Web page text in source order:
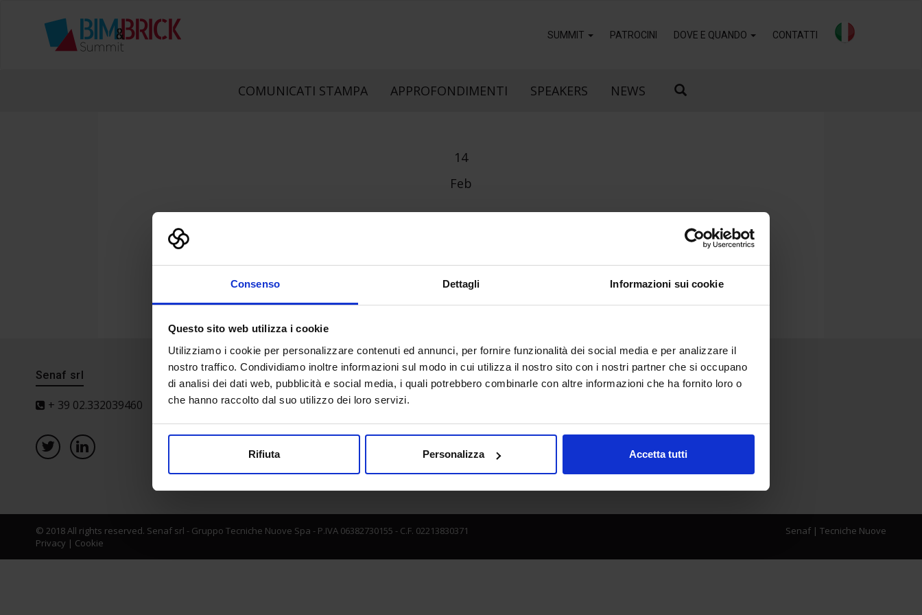
Consenso Dettagli Informazioni sui cookie
Questo sito web utilizza i cookie
Utilizziamo i cookie per personalizzare contenuti ed annunci, per fornire funzionalità dei social media e per analizzare il
nostro traffico. Condividiamo inoltre informazioni sul modo in cui utilizza il nostro sito con i nostri partner che si occupano
di analisi dei dati web, pubblicità e social media, i quali potrebbero combinarle con altre informazioni che ha fornito loro o
che hanno raccolto dal suo utilizzo dei loro servizi.
Rifiuta Personalizza Accetta tutti
SUMMIT PATROCINI DOVE E QUANDO CONTATTI
COMUNICATI STAMPA APPROFONDIMENTI SPEAKERS NEWS
14
Feb
Senaf srl
+ 39 02.332039460
Progetto e direzione In collaborazione con
© 2018 All rights reserved. Senaf srl - Gruppo Tecniche Nuove Spa - P.IVA 06382730155 - C.F. 02213830371
Privacy | Cookie
Senaf| Tecniche Nuove